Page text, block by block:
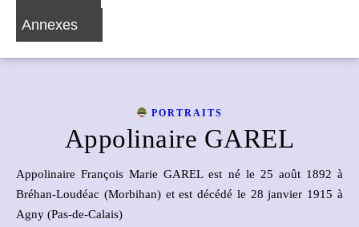
Annexes
PORTRAITS
Appolinaire GAREL
Appolinaire François Marie GAREL est né le 25 août 1892 à
Bréhan-Loudéac (Morbihan) et est décédé le 28 janvier 1915 à
Agny (Pas-de-Calais)